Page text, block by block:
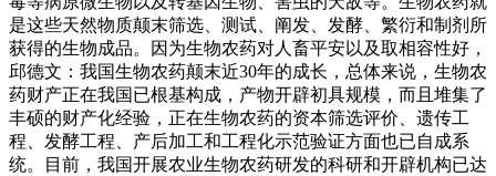
是这些天然物质颠末筛选、测试、阐发、发酵、繁衍和制剂所
获得的生物成品。因为生物农药对人畜平安以及取相容性好，
邱德文：我国生物农药颠末近30年的成长，总体来说，生物农
药财产正在我国已根基构成，产物开辟初具规模，而且堆集了
丰硕的财产化经验，正在生物农药的资本筛选评价、遗传工
程、发酵工程、产后加工和工程化示范验证方面也已自成系
统。目前，我国开展农业生物农药研发的科研和开辟机构已达